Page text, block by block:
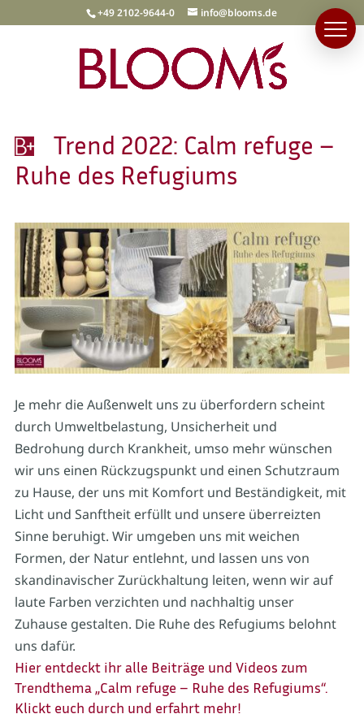
+49 2102-9644-0 info@blooms.de
Trend 2022: Calm refuge –
Ruhe des Refugiums
Je mehr die Außenwelt uns zu überfordern scheint
durch Umweltbelastung, Unsicherheit und
Bedrohung durch Krankheit, umso mehr wünschen
wir uns einen Rückzugspunkt und einen Schutzraum
zu Hause, der uns mit Komfort und Beständigkeit, mit
Licht und Sanftheit erfüllt und unsere überreizten
Sinne beruhigt. Wir umgeben uns mit weichen
Formen, der Natur entlehnt, und lassen uns von
skandinavischer Zurückhaltung leiten, wenn wir auf
laute Farben verzichten und nachhaltig unser
Zuhause gestalten. Die Ruhe des Refugiums belohnt
uns dafür.
Hier entdeckt ihr alle Beiträge und Videos zum
Trendthema „Calm refuge – Ruhe des Refugiums“.
Klickt euch durch und erfahrt mehr!